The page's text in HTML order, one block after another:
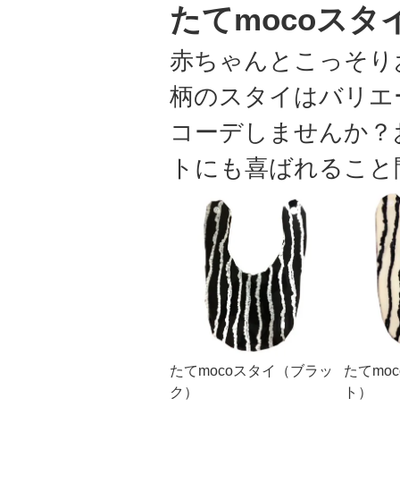
たてmocoスタ
赤ちゃんとこっそ
柄のスタイはバリ
コーデしませんか
トにも喜ばれるこ
たてmocoスタイ（ブラッ
ク）
たて
ト）